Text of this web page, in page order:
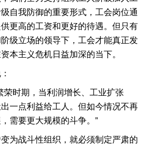
自我防御的重要形式，工会岗位通
更高的工资和更好的待遇。但只有
级立场的领导下，工会才能真正发
本主义危机日益加深的当下。
时期，当利润增长、工业扩张
一点利益给工人。但如今情况不再
需要更大规模的斗争。”
战斗性组织，就必须制定严肃的